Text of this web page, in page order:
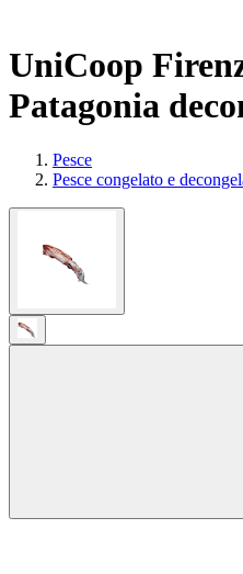
UniCoop
Patagonia
Pesce
Pesce congelato e